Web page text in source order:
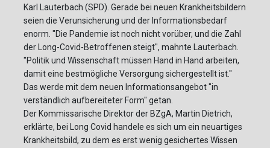
Karl Lauterbach (SPD). Gerade bei neuen Krankheitsbildern
seien die Verunsicherung und der Informationsbedarf
enorm. "Die Pandemie ist noch nicht vorüber, und die Zahl
der Long-Covid-Betroffenen steigt", mahnte Lauterbach.
"Politik und Wissenschaft müssen Hand in Hand arbeiten,
damit eine bestmögliche Versorgung sichergestellt ist."
Das werde mit dem neuen Informationsangebot "in
verständlich aufbereiteter Form" getan.
Der Kommissarische Direktor der BZgA, Martin Dietrich,
erklärte, bei Long Covid handele es sich um ein neuartiges
Krankheitsbild, zu dem es erst wenig gesichertes Wissen